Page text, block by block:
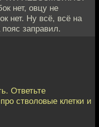
нет, овцу не
нет. Ну всё, всё на
заправил.
Ответьте
стволовые клетки и